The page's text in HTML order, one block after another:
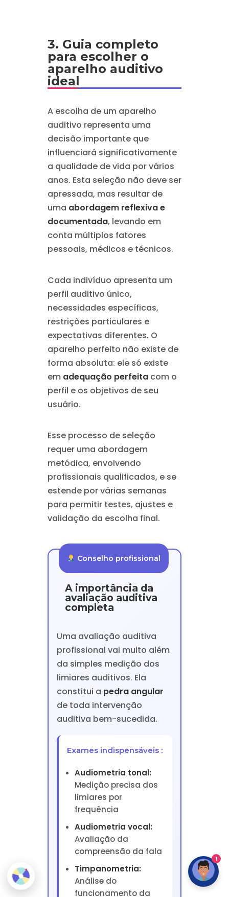
3. Guia completo
para escolher o
aparelho auditivo
ideal
A escolha de um aparelho
auditivo representa uma
decisão importante que
influenciará significativamente
a qualidade de vida por vários
anos. Esta seleção não deve ser
apressada, mas resultar de
uma abordagem reflexiva e
documentada, levando em
conta múltiplos fatores
pessoais, médicos e técnicos.
Cada indivíduo apresenta um
perfil auditivo único,
necessidades específicas,
restrições particulares e
expectativas diferentes. O
aparelho perfeito não existe de
forma absoluta: ele só existe
em adequação perfeitacom o
perfil e os objetivos de seu
usuário.
Esse processo de seleção
requer uma abordagem
metódica, envolvendo
profissionais qualificados, e se
estende por várias semanas
para permitir testes, ajustes e
validação da escolha final.
Conselho profissional
A importância da
avaliação auditiva
completa
Uma avaliação auditiva
profissional vai muito além
da simples medição dos
limiares auditivos. Ela
constitui a pedra angular
de toda intervenção
auditiva bem-sucedida.
Exames indispensáveis :
Audiometria tonal:
Medição precisa dos
limiares por
frequência
Audiometria vocal:
Avaliação da
compreensão da fala
Timpanometria:
Análise do
funcionamento da
1